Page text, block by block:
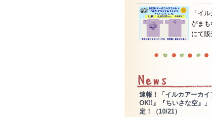
「イ
がまも
にて
速報！「イルカアーカ
OK!!』『ちいさな空』
定！（10/21）